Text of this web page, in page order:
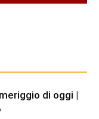
di oggi |